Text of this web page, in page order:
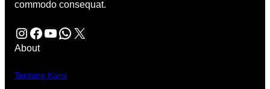
commodo consequat.
Instagram Facebook YouTube WhatsApp X
About
Tentang Kami